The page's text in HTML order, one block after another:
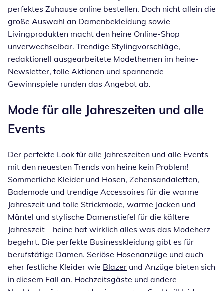
perfektes Zuhause online bestellen. Doch nicht allein die
große Auswahl an Damenbekleidung sowie
Livingprodukten macht den heine Online-Shop
unverwechselbar. Trendige Stylingvorschläge,
redaktionell ausgearbeitete Modethemen im heine-
Newsletter, tolle Aktionen und spannende
Gewinnspiele runden das Angebot ab.
Mode für alle Jahreszeiten und alle
Events
Der perfekte Look für alle Jahreszeiten und alle Events –
mit den neuesten Trends von heine kein Problem!
Sommerliche Kleider und Hosen, Zehensandaletten,
Bademode und trendige Accessoires für die warme
Jahreszeit und tolle Strickmode, warme Jacken und
Mäntel und stylische Damenstiefel für die kältere
Jahreszeit – heine hat wirklich alles was das Modeherz
begehrt. Die perfekte Businesskleidung gibt es für
berufstätige Damen. Seriöse Hosenanzüge und auch
eher festliche Kleider wie Blazer und Anzüge bieten sich
in diesem Fall an. Hochzeitsgäste und andere